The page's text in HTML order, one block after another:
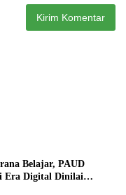
Belajar, PAUD
Era Digital Dinilai